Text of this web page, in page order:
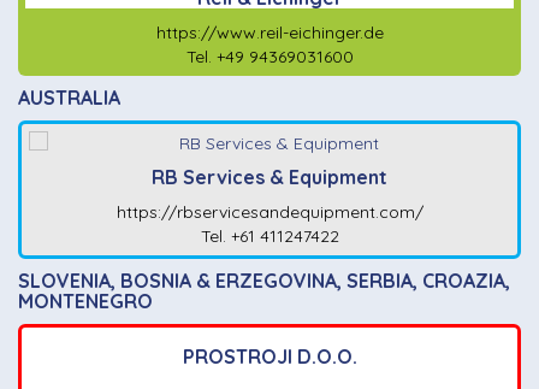
https://www.reil-eichinger.de
Tel. +49 94369031600
AUSTRALIA
RB Services & Equipment
https://rbservicesandequipment.com/
Tel. +61 411247422
SLOVENIA, BOSNIA & ERZEGOVINA, SERBIA, CROAZIA,
MONTENEGRO
PROSTROJI D.O.O.